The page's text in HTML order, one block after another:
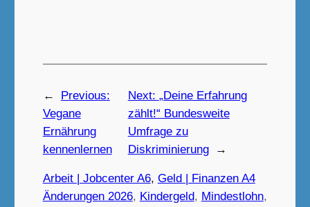
←
Previous:
Vegane
Ernährung
kennenlernen
Next: „Deine Erfahrung
zählt!“ Bundesweite
Umfrage zu
Diskriminierung
→
Arbeit | Jobcenter A6, Geld | Finanzen A4
Änderungen 2026, Kindergeld, Mindestlohn